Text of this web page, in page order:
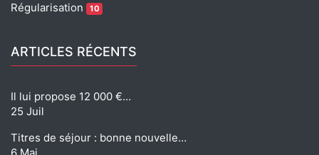
Régularisation 10
ARTICLES RÉCENTS
Il lui propose 12 000 €…
25 Juil
Titres de séjour : bonne nouvelle…